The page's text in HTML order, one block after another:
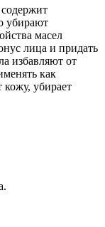
убирают
масел
лица и придать
избавляют от
как
кожу, убирает